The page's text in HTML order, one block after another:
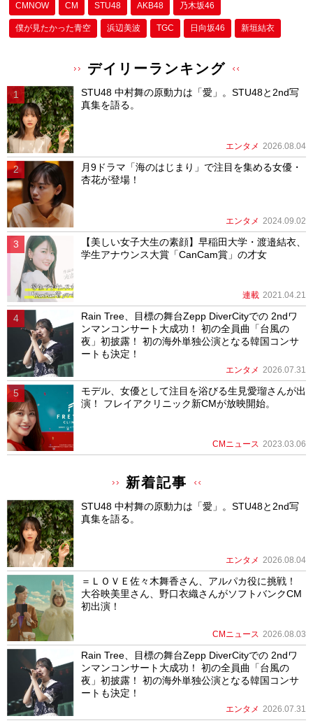
CMNOW CM STU48 AKB48 乃木坂46
僕が⾒たかった⻘空 浜辺美波 TGC 日向坂46 新垣結衣
デイリーランキング
STU48 中村舞の原動力は「愛」。STU48と2nd写
真集を語る。
エンタメ 2026.08.04
月9ドラマ「海のはじまり」で注目を集める女優・
杏花が登場！
エンタメ 2024.09.02
【美しい女子大生の素顔】早稲田大学・渡邉結衣、
学生アナウンス大賞「CanCam賞」の才女
連載 2021.04.21
Rain Tree、目標の舞台Zepp DiverCityでの 2ndワ
ンマンコンサート大成功！ 初の全員曲「台風の
夜」初披露！ 初の海外単独公演となる韓国コンサ
ートも決定！
エンタメ 2026.07.31
モデル、女優として注目を浴びる生見愛瑠さんが出
演！ フレイアクリニック新CMが放映開始。
CMニュース 2023.03.06
新着記事
STU48 中村舞の原動力は「愛」。STU48と2nd写
真集を語る。
エンタメ 2026.08.04
＝ＬＯＶＥ佐々木舞香さん、アルパカ役に挑戦！
大谷映美里さん、野口衣織さんがソフトバンクCM
初出演！
CMニュース 2026.08.03
Rain Tree、目標の舞台Zepp DiverCityでの 2ndワ
ンマンコンサート大成功！ 初の全員曲「台風の
夜」初披露！ 初の海外単独公演となる韓国コンサ
ートも決定！
エンタメ 2026.07.31